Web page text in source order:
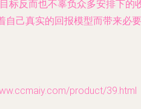
标反而也不辜负众多安排下的
自己真实的回报模型而带来必要
product/39.html